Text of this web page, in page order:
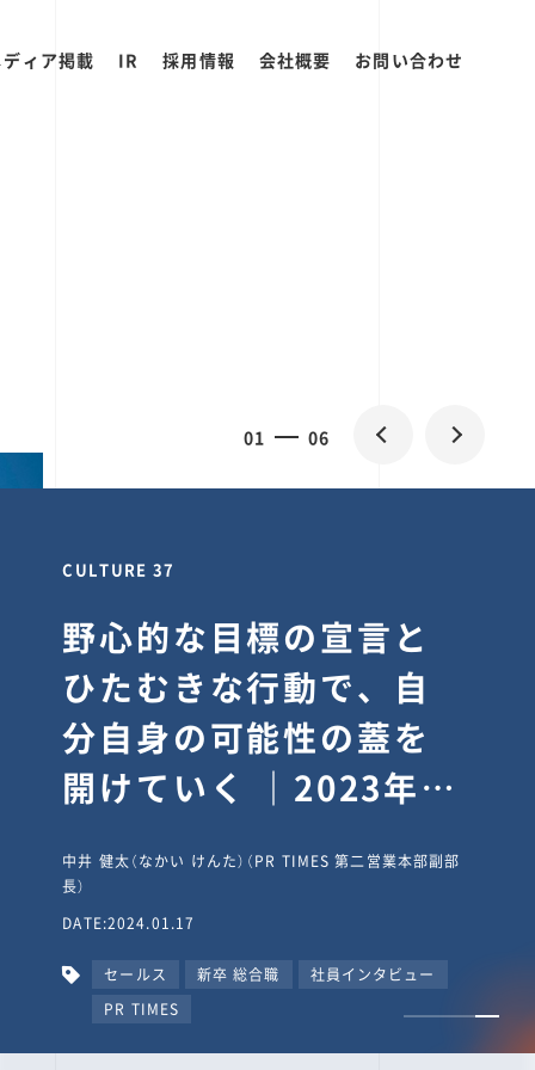
ィア掲載 IR 採用情報 会社概要 お問い合わせ
0 06
CULTURE 30
逆境では自分のスタン
スを変え“予想を裏切
り、期待を超える”【真
輔塾・前編】
山田真輔（やまだ しんすけ）（執行役員 兼 Jooto事業部
長）
DATE:2023.09.08
カルチャー CxO キャリア入社 Jooto